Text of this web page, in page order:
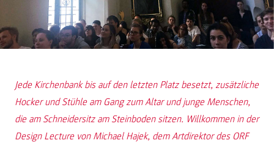
Jede Kirchenbank bis auf den letzten Platz besetzt, zusätzliche
Hocker und Stühle am Gang zum Altar und junge Menschen,
die am Schneidersitz am Steinboden sitzen. Willkommen in der
Design Lecture von Michael Hajek, dem Artdirektor des ORF